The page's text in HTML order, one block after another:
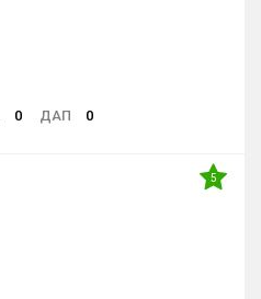
0 ДАП
0
5